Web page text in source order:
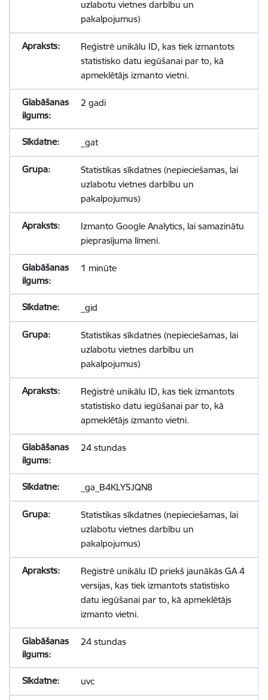
uzlabotu vietnes darbību un
pakalpojumus)
Reģistrē unikālu ID, kas tiek izmantots
statistisko datu iegūšanai par to, kā
apmeklētājs izmanto vietni.
2 gadi
_gat
Statistikas sīkdatnes (nepieciešamas, lai
uzlabotu vietnes darbību un
pakalpojumus)
Izmanto Google Analytics, lai samazinātu
pieprasījuma līmeni.
1 minūte
_gid
Statistikas sīkdatnes (nepieciešamas, lai
uzlabotu vietnes darbību un
pakalpojumus)
Reģistrē unikālu ID, kas tiek izmantots
statistisko datu iegūšanai par to, kā
apmeklētājs izmanto vietni.
24 stundas
_ga_B4KLY5JQN8
Statistikas sīkdatnes (nepieciešamas, lai
uzlabotu vietnes darbību un
pakalpojumus)
Reģistrē unikālu ID priekš jaunākās GA 4
versijas, kas tiek izmantots statistisko
datu iegūšanai par to, kā apmeklētājs
izmanto vietni.
24 stundas
uvc